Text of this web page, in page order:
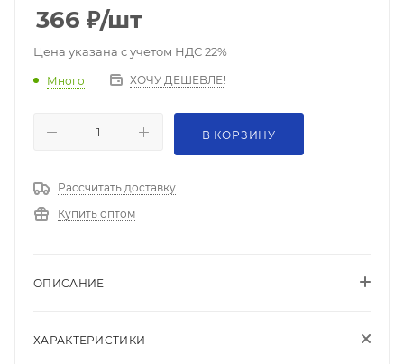
366 ₽/шт
Цена указана с учетом НДС 22%
Много ХОЧУ ДЕШЕВЛЕ!
В КОРЗИНУ
Рассчитать доставку
Купить оптом
ОПИСАНИЕ
ХАРАКТЕРИСТИКИ